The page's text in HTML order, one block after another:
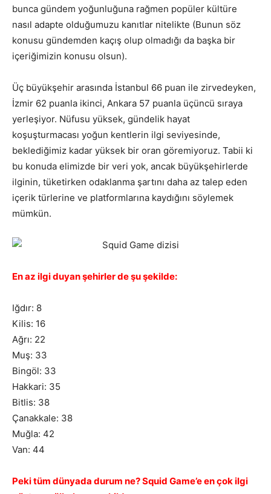
bunca gündem yoğunluğuna rağmen popüler kültüre
nasıl adapte olduğumuzu kanıtlar nitelikte (Bunun söz
konusu gündemden kaçış olup olmadığı da başka bir
içeriğimizin konusu olsun).
Üç büyükşehir arasında İstanbul 66 puan ile zirvedeyken,
İzmir 62 puanla ikinci, Ankara 57 puanla üçüncü sıraya
yerleşiyor. Nüfusu yüksek, gündelik hayat
koşuşturmacası yoğun kentlerin ilgi seviyesinde,
beklediğimiz kadar yüksek bir oran göremiyoruz. Tabii ki
bu konuda elimizde bir veri yok, ancak büyükşehirlerde
ilginin, tüketirken odaklanma şartını daha az talep eden
içerik türlerine ve platformlarına kaydığını söylemek
mümkün.
En az ilgi duyan şehirler de şu şekilde:
Iğdır: 8
Kilis: 16
Ağrı: 22
Muş: 33
Bingöl: 33
Hakkari: 35
Bitlis: 38
Çanakkale: 38
Muğla: 42
Van: 44
Peki tüm dünyada durum ne? Squid Game’e en çok ilgi